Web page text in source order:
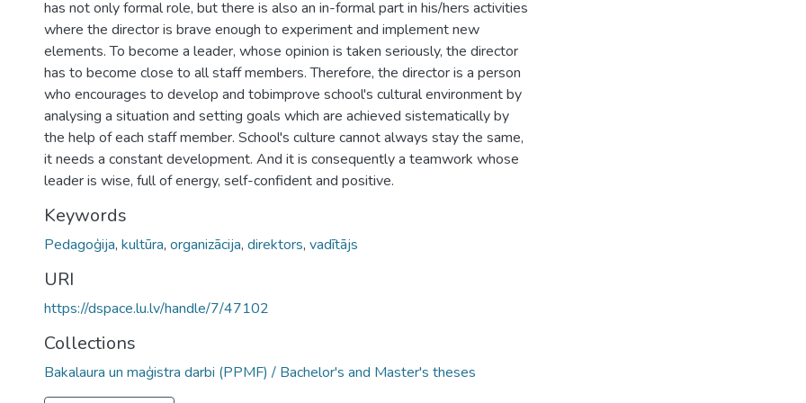
has not only formal role, but there is also an in-formal part in his/hers activities
where the director is brave enough to experiment and implement new
elements. To become a leader, whose opinion is taken seriously, the director
has to become close to all staff members. Therefore, the director is a person
who encourages to develop and tobimprove school's cultural environment by
analysing a situation and setting goals which are achieved sistematically by
the help of each staff member. School's culture cannot always stay the same,
it needs a constant development. And it is consequently a teamwork whose
leader is wise, full of energy, self-confident and positive.
Keywords
Pedagoģija, kultūra, organizācija, direktors, vadītājs
URI
https://dspace.lu.lv/handle/7/47102
Collections
Bakalaura un maģistra darbi (PPMF) / Bachelor's and Master's theses